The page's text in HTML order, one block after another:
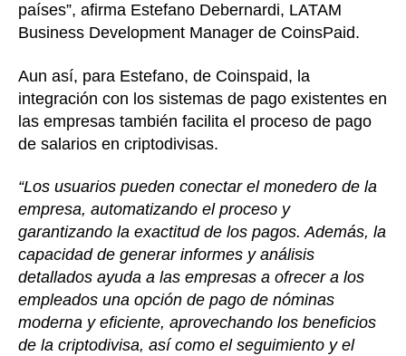
países”, afirma Estefano Debernardi, LATAM
Business Development Manager de CoinsPaid.
Aun así, para Estefano, de Coinspaid, la
integración con los sistemas de pago existentes en
las empresas también facilita el proceso de pago
de salarios en criptodivisas.
“Los usuarios pueden conectar el monedero de la
empresa, automatizando el proceso y
garantizando la exactitud de los pagos. Además, la
capacidad de generar informes y análisis
detallados ayuda a las empresas a ofrecer a los
empleados una opción de pago de nóminas
moderna y eficiente, aprovechando los beneficios
de la criptodivisa, así como el seguimiento y el